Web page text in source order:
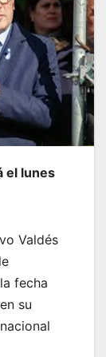
el lunes
Valdés
fecha
su